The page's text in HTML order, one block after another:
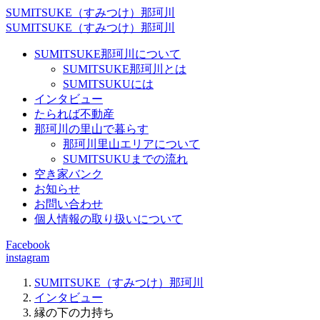
SUMITSUKE（すみつけ）那珂川
SUMITSUKE（すみつけ）那珂川
SUMITSUKE那珂川について
SUMITSUKE那珂川とは
SUMITSUKUには
インタビュー
たられば不動産
那珂川の里山で暮らす
那珂川里山エリアについて
SUMITSUKUまでの流れ
空き家バンク
お知らせ
お問い合わせ
個人情報の取り扱いについて
Facebook
instagram
SUMITSUKE（すみつけ）那珂川
インタビュー
縁の下の力持ち